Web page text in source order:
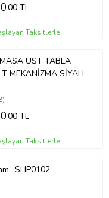
,00 TL
Taksitlerle
ÜST TABLA
MEKANİZMA SİYAH
,00 TL
Taksitlerle
SHP0102